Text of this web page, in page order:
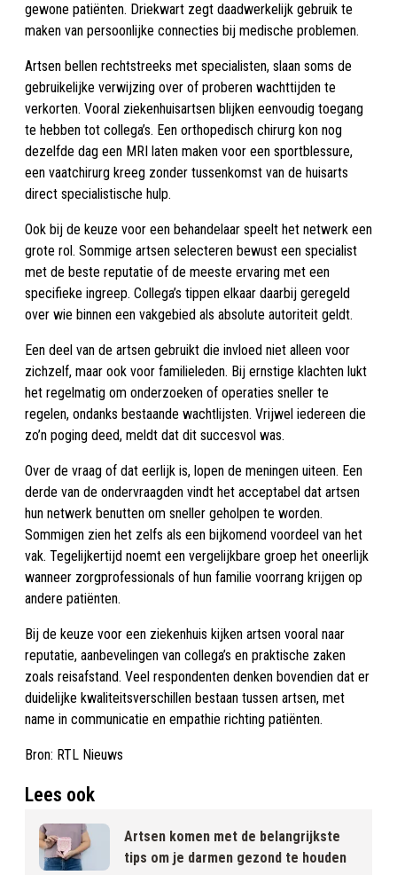
gewone patiënten. Driekwart zegt daadwerkelijk gebruik te
maken van persoonlijke connecties bij medische problemen.
Artsen bellen rechtstreeks met specialisten, slaan soms de
gebruikelijke verwijzing over of proberen wachttijden te
verkorten. Vooral ziekenhuisartsen blijken eenvoudig toegang
te hebben tot collega’s. Een orthopedisch chirurg kon nog
dezelfde dag een MRI laten maken voor een sportblessure,
een vaatchirurg kreeg zonder tussenkomst van de huisarts
direct specialistische hulp.
Ook bij de keuze voor een behandelaar speelt het netwerk een
grote rol. Sommige artsen selecteren bewust een specialist
met de beste reputatie of de meeste ervaring met een
specifieke ingreep. Collega’s tippen elkaar daarbij geregeld
over wie binnen een vakgebied als absolute autoriteit geldt.
Een deel van de artsen gebruikt die invloed niet alleen voor
zichzelf, maar ook voor familieleden. Bij ernstige klachten lukt
het regelmatig om onderzoeken of operaties sneller te
regelen, ondanks bestaande wachtlijsten. Vrijwel iedereen die
zo’n poging deed, meldt dat dit succesvol was.
Over de vraag of dat eerlijk is, lopen de meningen uiteen. Een
derde van de ondervraagden vindt het acceptabel dat artsen
hun netwerk benutten om sneller geholpen te worden.
Sommigen zien het zelfs als een bijkomend voordeel van het
vak. Tegelijkertijd noemt een vergelijkbare groep het oneerlijk
wanneer zorgprofessionals of hun familie voorrang krijgen op
andere patiënten.
Bij de keuze voor een ziekenhuis kijken artsen vooral naar
reputatie, aanbevelingen van collega’s en praktische zaken
zoals reisafstand. Veel respondenten denken bovendien dat er
duidelijke kwaliteitsverschillen bestaan tussen artsen, met
name in communicatie en empathie richting patiënten.
Bron: RTL Nieuws
Lees ook
Artsen komen met de belangrijkste
tips om je darmen gezond te houden